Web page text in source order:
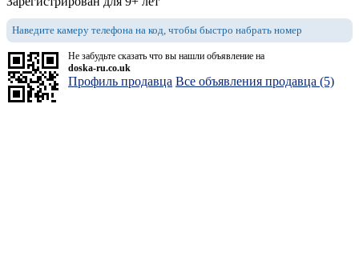
Наведите камеру телефона на код, чтобы быстро набрать номер
Не забудьте сказать что вы нашли объявление на
doska-ru.co.uk
Профиль продавца Все объявления продавца (5)